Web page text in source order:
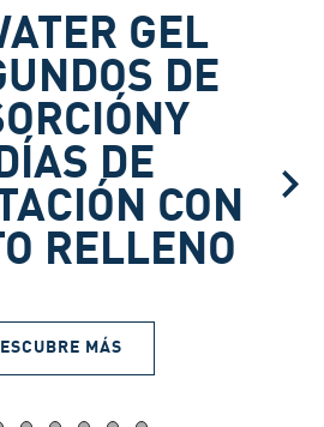
GEL
DE
DE
CON​
RELLENO
MÁS​